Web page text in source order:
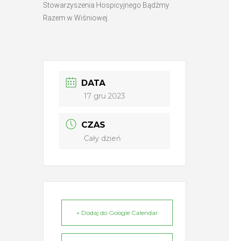
Stowarzyszenia Hospicyjnego Bądźmy
Razem w Wiśniowej.
DATA
17 gru 2023
CZAS
Cały dzień
+ Dodaj do Google Calendar